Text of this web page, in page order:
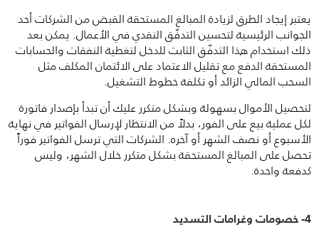
يعتبر إيجاد الطرق لزيادة المبالغ المستحقة القبض من الشركات أحد
الجوانب الرئيسية لتحسين التدفّق النقدي في الأعمال. يمكن بعد
ذلك استخدام هذا التدفّق الثابت للدخل لتغطية النفقات والحسابات
المستحقة الدفع مع تقليل الاعتماد على الائتمان المكلف مثل
السحب المالي الزائد أو تكلفة خطوط التشغيل.
لتحصيل الأموال بسهولة وبشكل متكرر عليك أن تبدأ بإصدار فاتورة
لكل عملية بيع على الفور، بدلاً من الانتظار لإرسال الفواتير في نهاية
الأسبوع أو نصف الشهر أو آخره. الشركات التي ترسل الفواتير فوراً
تحصل على المبالغ المستحقة بشكل متكرر خلال الشهر، وليس
كدفعة واحدة.
4- خصومات وغرامات التسديد